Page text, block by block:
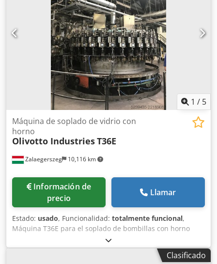
1 / 5
Zalaegerszeg 10,116 km
Máquina de soplado de vidrio con
horno
Olivotto IndustriesT36E
Información de
precio
Llamar
Estado: usado, Funcionalidad: totalmente funcional,
Máquina T36E para el soplado de bombillas con horno
Codpfx Ahozgbd Ue Uorf Olivotto Industries es la empresa
líder en la producción de máquinas de soplado. La
máquina electrónica de soplado T36E, que incorpora un
Clasificado